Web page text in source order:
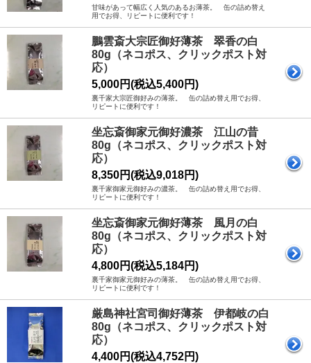
甘味があって幅広く人気のあるお薄茶。 缶の詰め替え
用でお得、リピートに便利です！
鵬雲斎大宗匠御好薄茶 翠香の白
80g（ネコポス、クリックポスト対
応）
5,000円(税込5,400円)
裏千家大宗匠御好みの薄茶。 缶の詰め替え用でお得、
リピートに便利です！
坐忘斎御家元御好濃茶 江山の昔
80g（ネコポス、クリックポスト対
応）
8,350円(税込9,018円)
裏千家御家元御好みの濃茶。 缶の詰め替え用でお得、
リピートに便利です！
坐忘斎御家元御好薄茶 風月の白
80g（ネコポス、クリックポスト対
応）
4,800円(税込5,184円)
裏千家御家元御好みの薄茶。 缶の詰め替え用でお得、
リピートに便利です！
厳島神社宮司御好薄茶 伊都岐の白
80g（ネコポス、クリックポスト対
応）
4,400円(税込4,752円)